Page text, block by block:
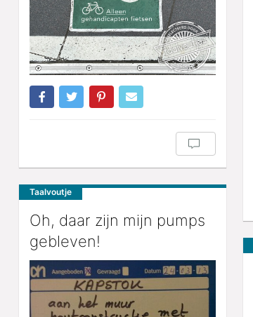
Taalvoutje
Oh, daar zijn mijn pumps
gebleven!